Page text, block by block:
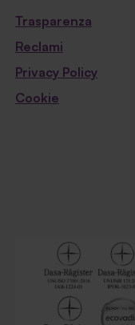
Trasparenza
Reclami
Privacy Policy
Cookie